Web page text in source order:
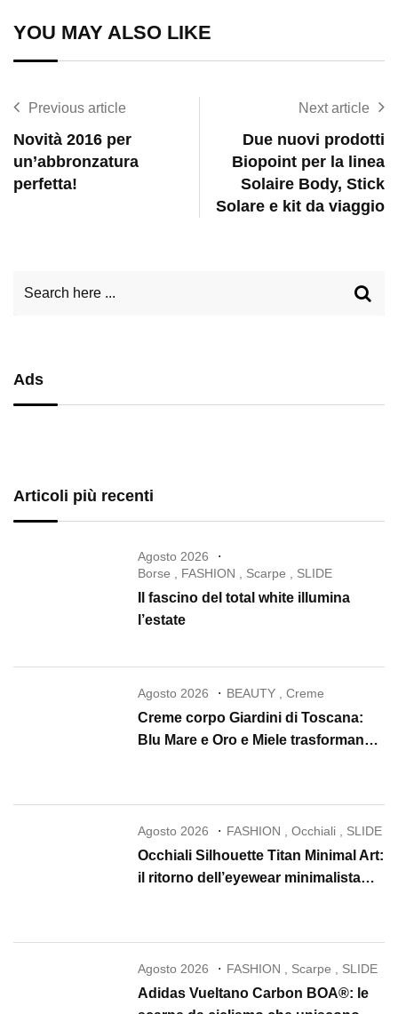
YOU MAY ALSO LIKE
Previous article
Novità 2016 per
un’abbronzatura
perfetta!
Next article
Due nuovi prodotti
Biopoint per la linea
Solaire Body, Stick
Solare e kit da viaggio
Ads
Articoli più recenti
Agosto 2026
Borse
FASHION Scarpe SLIDE
Il fascino del total white illumina
l’estate
Agosto 2026 BEAUTY ,Creme
Creme corpo Giardini di Toscana:
Blu Mare e Oro e Miele trasformano
Agosto 2026 FASHION ,Occhiali SLIDE
Occhiali Silhouette Titan Minimal Art:
il ritorno dell’eyewear minimalista
Agosto 2026 FASHION Scarpe SLIDE
Adidas Vueltano Carbon BOA®: le